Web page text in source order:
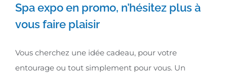
à vous faire plaisir
Spa expo en promo, n’hésitez plus à
vous faire plaisir
Vous cherchez une idée cadeau, pour votre
entourage ou tout simplement pour vous. Un